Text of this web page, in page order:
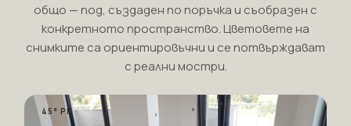
общо — под, създаден по поръчка и съобразен с
конкретното пространство. Цветовете на
снимките са ориентировъчни и се потвърждават
с реални мостри.
45° РК